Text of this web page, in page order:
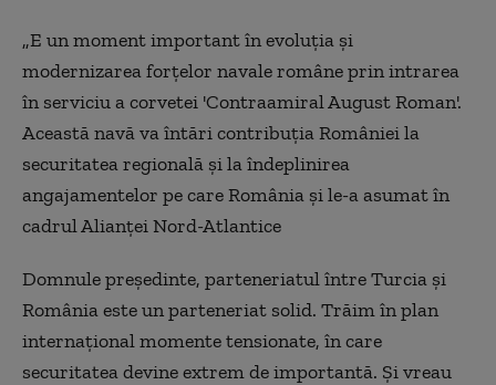
„E un moment important în evoluţia şi
modernizarea forţelor navale române prin intrarea
în serviciu a corvetei 'Contraamiral August Roman'.
Această navă va întări contribuţia României la
securitatea regională şi la îndeplinirea
angajamentelor pe care România şi le-a asumat în
cadrul Alianţei Nord-Atlantice
Domnule preşedinte, parteneriatul între Turcia şi
România este un parteneriat solid. Trăim în plan
internaţional momente tensionate, în care
securitatea devine extrem de importantă. Şi vreau